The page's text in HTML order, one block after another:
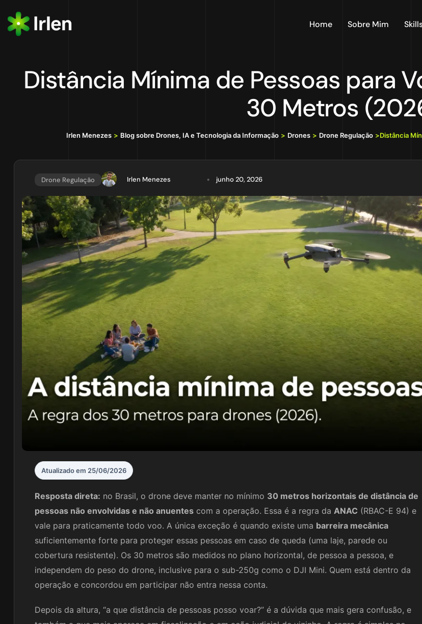
Home Sobre Mim
Distância Mínima de Pessoas para
30 Metros
Irlen Menezes > Blog sobre Drones, IA e Tecnologia da Informação > Drones > Drone Regulação >Distância
Drone Regulação Irlen Menezes junho 20, 2026
Atualizado em 25/06/2026
Resposta direta: no Brasil, o drone deve manter no mínimo 30 metros horizontais de distância de
pessoas não envolvidas e não anuentes com a operação. Essa é a regra da ANAC (RBAC-E 94) e
vale para praticamente todo voo. A única exceção é quando existe uma barreira mecânica
suficientemente forte para proteger essas pessoas em caso de queda (uma laje, parede ou
cobertura resistente). Os 30 metros são medidos no plano horizontal, de pessoa a pessoa, e
independem do peso do drone, inclusive para o sub-250g como o DJI Mini. Quem está dentro da
operação e concordou em participar não entra nessa conta.
Depois da altura, “a que distância de pessoas posso voar?” é a dúvida que mais gera confusão, e